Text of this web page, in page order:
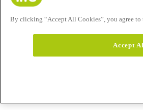
By clicking “Accept All Cookies”, you agree to
Accept